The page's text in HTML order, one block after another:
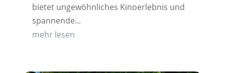
bietet ungewöhnliches Kinoerlebnis und
spannende...
mehr lesen